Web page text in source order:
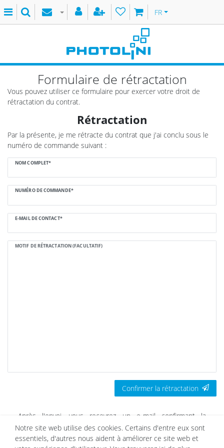
FR
Formulaire de rétractation
Vous pouvez utiliser ce formulaire pour exercer votre droit de
rétractation du contrat.
Rétractation
Par la présente, je me rétracte du contrat que j'ai conclu sous le
numéro de commande suivant :
NOM COMPLET*
NUMÉRO DE COMMANDE*
E-MAIL DE CONTACT*
MOTIF DE RÉTRACTATION (FACULTATIF)
Ceres::Template.mailFormHoneypotLabel
Confirmer la rétractation
Après l'envoi, vous recevrez un e-mail confirmant la
réception de votre rétractation.
Notre site web utilise des cookies. Certains d'entre eux sont
essentiels, d'autres nous aident à améliorer ce site web et